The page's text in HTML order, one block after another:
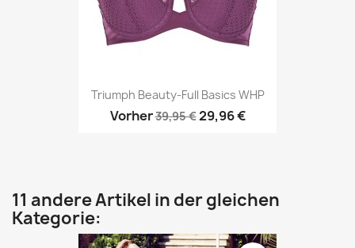
Triumph Beauty-Full Basics WHP
Vorher39,95 €29,96 €
11 andere Artikel in der gleichen
Kategorie: